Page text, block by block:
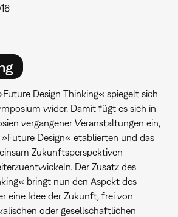
Design Thinking« spiegelt sich
wider. Damit fügt es sich in
vergangener Veranstaltungen ein,
Design« etablierten und das
Zukunftsperspektiven
Der Zusatz des
bringt nun den Aspekt des
eine Idee der Zukunft, frei von
oder gesellschaftlichen